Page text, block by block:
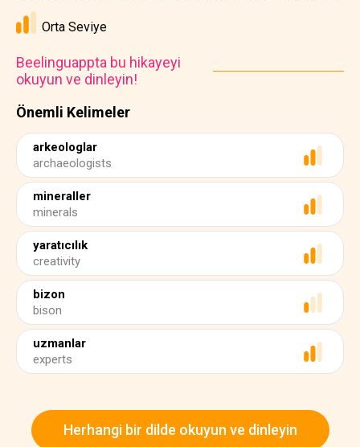
Önemli Kelimeler
arkeologlar
archaeologists
mineraller
minerals
yaratıcılık
creativity
bizon
bison
uzmanlar
experts
Orta Seviye
Beelinguappta bu hikayeyi
okuyun ve dinleyin!
Herhangi bir dilde okuyun ve dinleyin